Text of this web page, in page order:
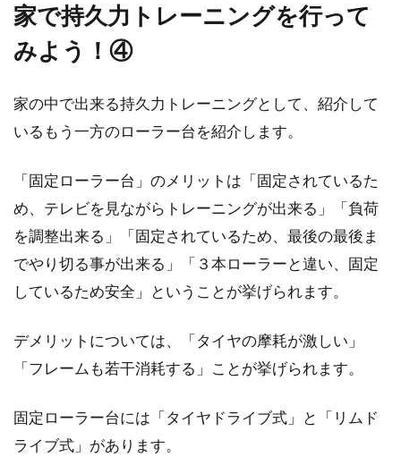
家で持久力トレーニングを行って
みよう！④
家の中で出来る持久力トレーニングとして、紹介して
いるもう一方のローラー台を紹介します。
「固定ローラー台」のメリットは「固定されているた
め、テレビを見ながらトレーニングが出来る」「負荷
を調整出来る」「固定されているため、最後の最後ま
でやり切る事が出来る」「３本ローラーと違い、固定
しているため安全」ということが挙げられます。
デメリットについては、「タイヤの摩耗が激しい」
「フレームも若干消耗する」ことが挙げられます。
固定ローラー台には「タイヤドライブ式」と「リムド
ライブ式」があります。